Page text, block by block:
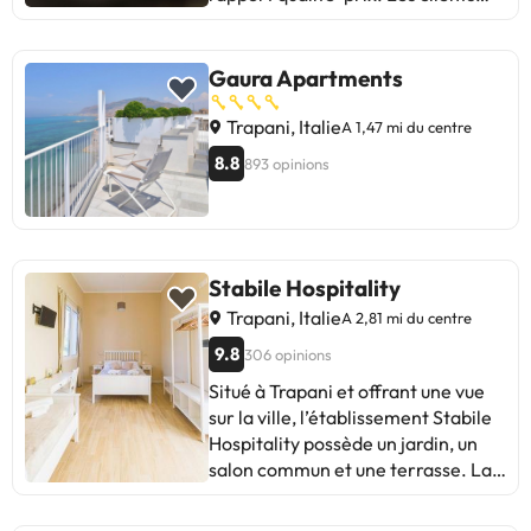
l'hospitalité dans un cadre
historique et pittoresque.
mentionnent des chambres petites
et un petit déjeuner simple comme
des domaines à améliorer. En
général, c'est idéal pour ceux qui
recherchent la tranquillité et la
Gaura Apartments
Trapani, ItalieA 1,47 mi du centre
8.8 893 opinions
Stabile Hospitality
Trapani, ItalieA 2,81 mi du centre
9.8 306 opinions
Situé à Trapani et offrant une vue
sur la ville, l’établissement Stabile
Hospitality possède un jardin, un
salon commun et une terrasse. La